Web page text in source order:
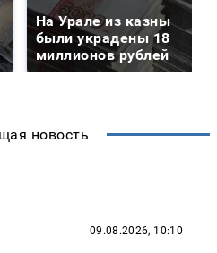
На Урале из казны
были украдены 18
миллионов рублей
новость
09.08.2026, 10:10